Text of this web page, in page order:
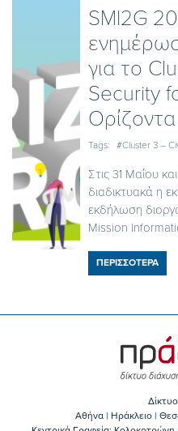
SMI2G
για το
Security
Tags: #Cluster 3 –
Στις 31 Μαΐου
διαδικτυακά η
εκδήλωση
Mission
ΠΕΡΙΣΣΟΤΕΡΑ
Αθήνα | Ηράκλειο |